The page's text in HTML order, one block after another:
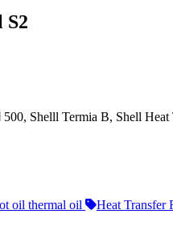
Termia B, Shell Heat
oil thermal oil Heat Transfer